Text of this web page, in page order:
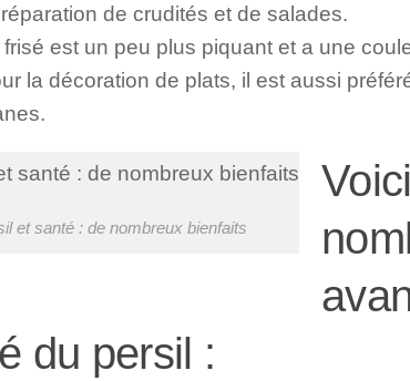
de crudités et de salades.
frisé est un peu plus piquant et a une
la décoration de plats, il est aussi
et santé : de nombreux bienfaits
du persil :